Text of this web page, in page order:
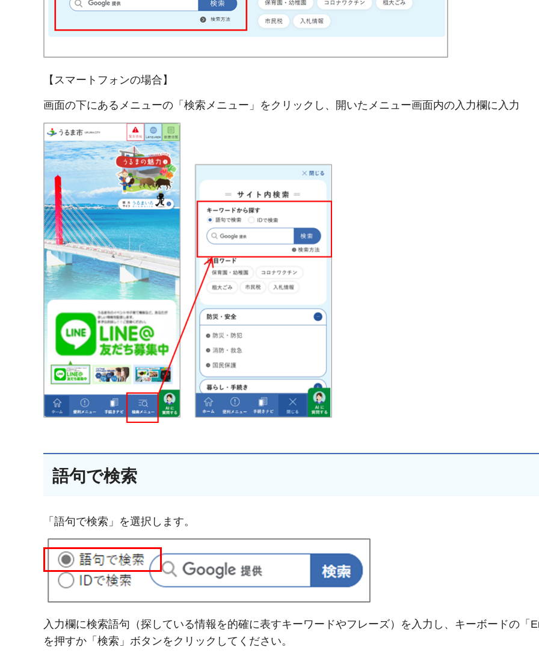
【スマートフォンの場合】
画面の下にあるメニューの「検索メニュー」をクリックし、開いたメニュー画面内の入力欄に入力
語句で検索
「語句で検索」を選択します。
入力欄に検索語句（探している情報を的確に表すキーワードやフレーズ）を入力し、キーボードの「
を押すか「検索」ボタンをクリックしてください。
手続きナビ